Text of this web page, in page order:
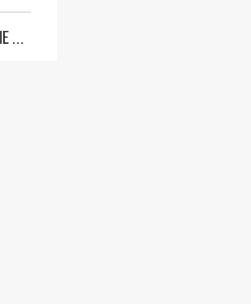
"ОЧЕНЬ ПЛОХИЕ НОВОСТИ": БОЛЬШАЯ ОШИБКА PALANTIR В РОССИИ. СТРАНЫ НАТО ВПЕРВЫЕ ЗА СВО ОСТАНОВИЛИ ПОСТАВКИ ОРУЖИЯ. ВСУ ТЕРЯЮТ ПРИГРАНИЧЬЕ?